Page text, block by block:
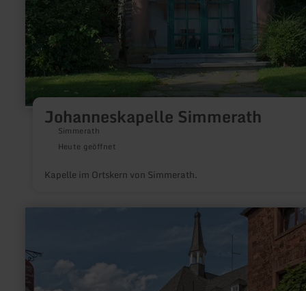
Johanneskapelle Simmerath
Simmerath
Heute geöffnet
Kapelle im Ortskern von Simmerath.
Altstadt
Nideggen